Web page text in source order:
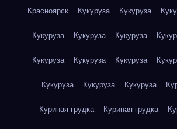
Красноярск Кукуруза Кукуруза
Кукуруза Кукуруза Кукуруза
Кукуруза Кукуруза Кукуруза
Кукуруза Кукуруза Кукуруза
Куриная грудка Куриная грудка